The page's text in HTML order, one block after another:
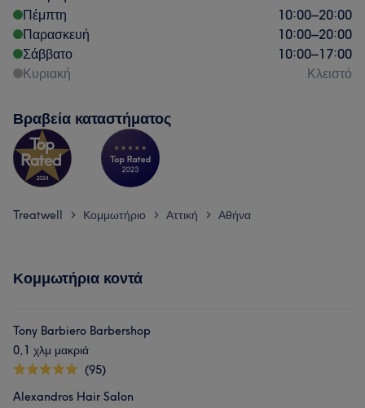
Πέμπτη
10:00–20:00
Παρασκευή
10:00–20:00
Σάββατο
10:00–17:00
Κυριακή
Κλειστό
Βραβεία καταστήματος
Treatwell > Κομμωτήριο > Αττική > Αθήνα
Κομμωτήρια κοντά
Tony Barbiero Barbershop
0,1 χλμ μακριά
(95)
Alexandros Hair Salon